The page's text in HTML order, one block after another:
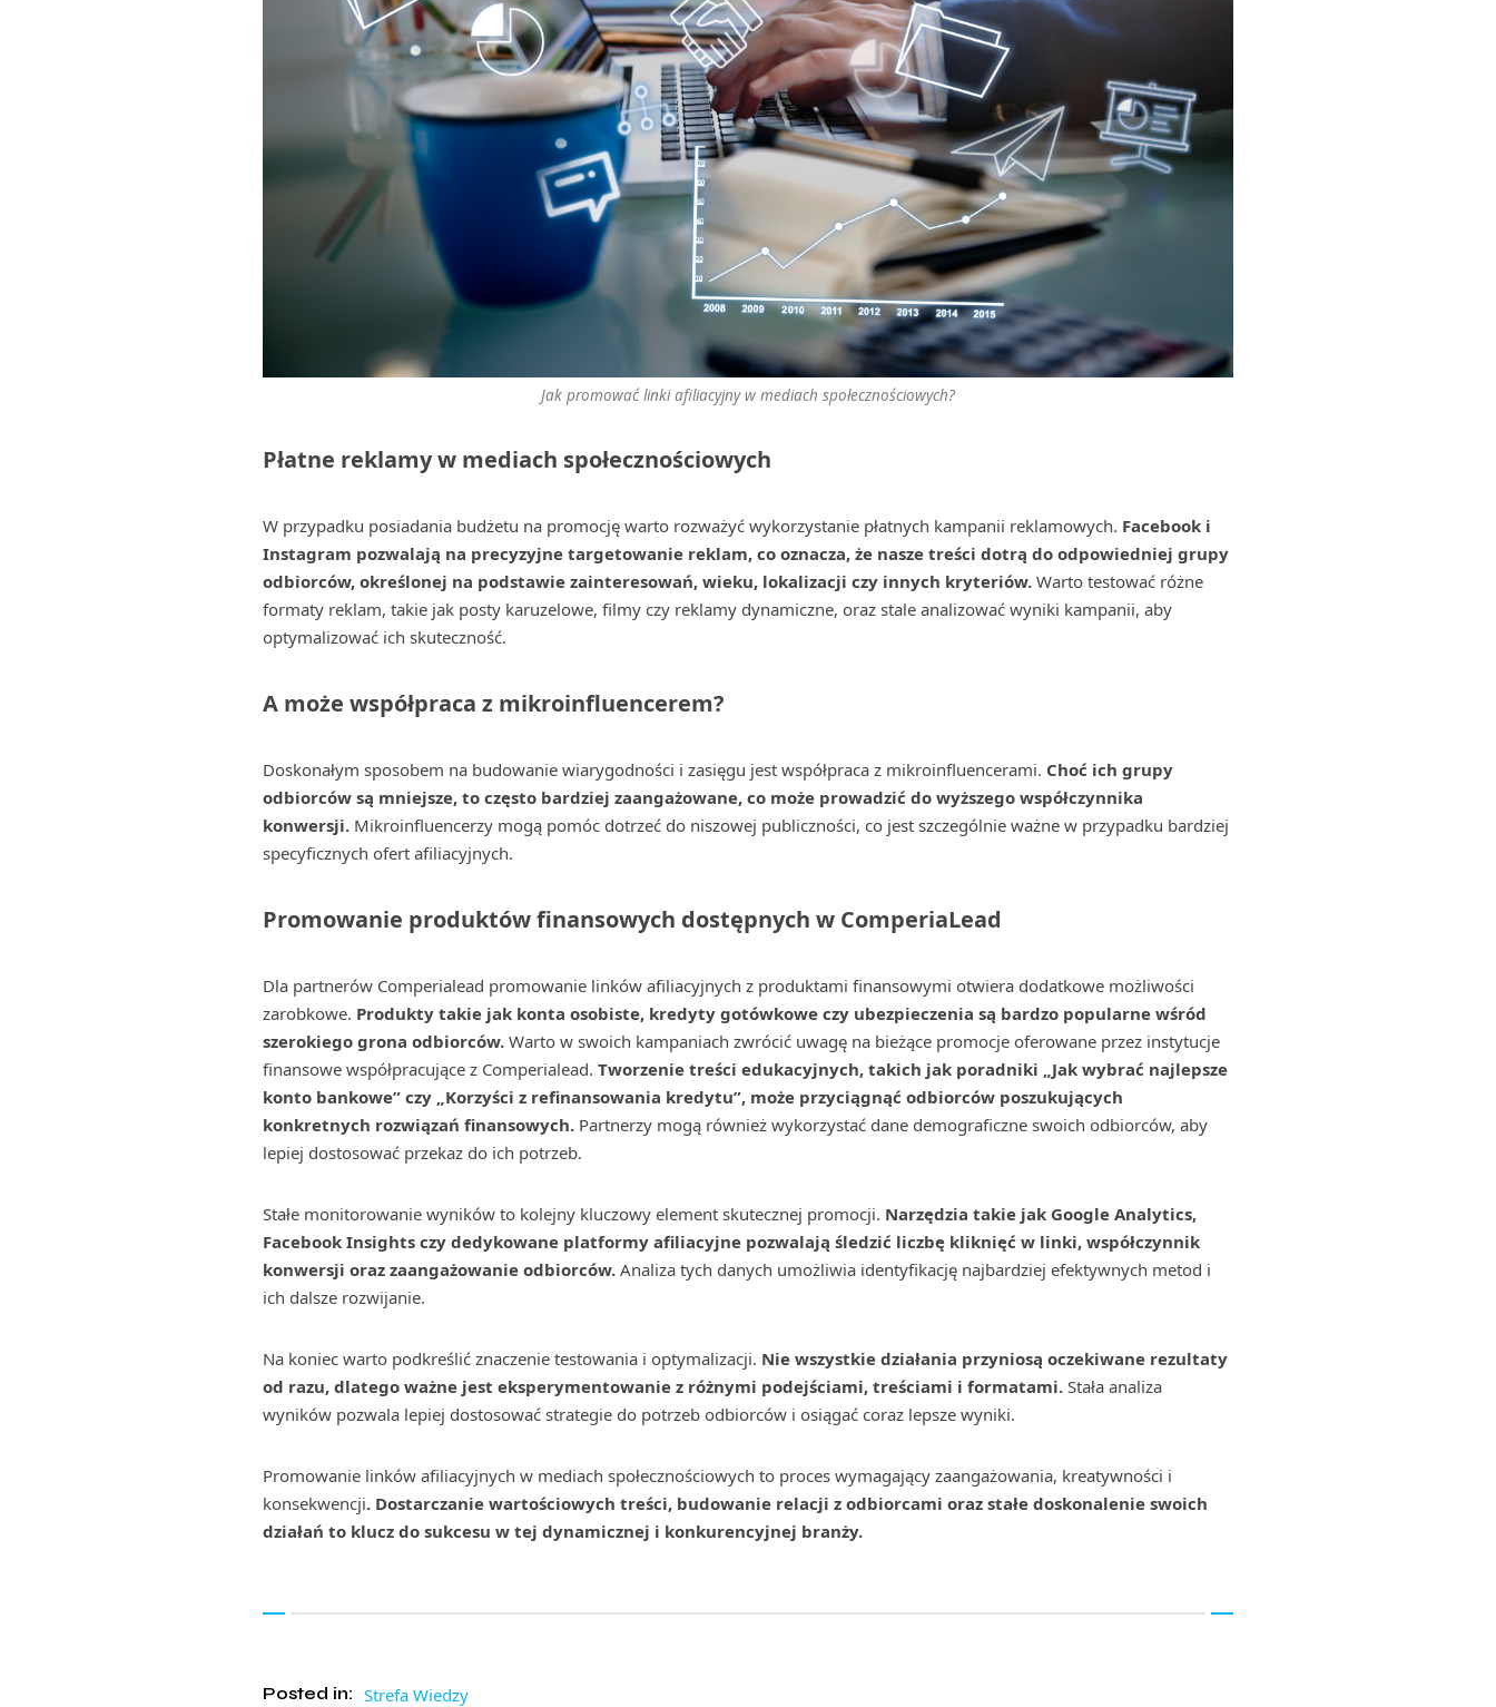
Jak promować linki afiliacyjny w mediach społecznościowych?
Płatne reklamy w mediach społecznościowych
W przypadku posiadania budżetu na promocję warto rozważyć wykorzystanie płatnych kampanii reklamowych. Facebook i
Instagram pozwalają na precyzyjne targetowanie reklam, co oznacza, że nasze treści dotrą do odpowiedniej grupy
odbiorców, określonej na podstawie zainteresowań, wieku, lokalizacji czy innych kryteriów.Warto testować różne
formaty reklam, takie jak posty karuzelowe, filmy czy reklamy dynamiczne, oraz stale analizować wyniki kampanii, aby
optymalizować ich skuteczność.
A może współpraca z mikroinfluencerem?
Doskonałym sposobem na budowanie wiarygodności i zasięgu jest współpraca z mikroinfluencerami. Choć ich grupy
odbiorców są mniejsze, to często bardziej zaangażowane, co może prowadzić do wyższego współczynnika
konwersji. Mikroinfluencerzy mogą pomóc dotrzeć do niszowej publiczności, co jest szczególnie ważne w przypadku bardziej
specyficznych ofert afiliacyjnych.
Promowanie produktów finansowych dostępnych w ComperiaLead
Dla partnerów Comperialead promowanie linków afiliacyjnych z produktami finansowymi otwiera dodatkowe możliwości
zarobkowe. Produkty takie jak konta osobiste, kredyty gotówkowe czy ubezpieczenia są bardzo popularne wśród
szerokiego grona odbiorców. Warto w swoich kampaniach zwrócić uwagę na bieżące promocje oferowane przez instytucje
finansowe współpracujące z Comperialead. Tworzenie treści edukacyjnych, takich jak poradniki „Jak wybrać najlepsze
konto bankowe” czy „Korzyści z refinansowania kredytu”, może przyciągnąć odbiorców poszukujących
konkretnych rozwiązań finansowych.Partnerzy mogą również wykorzystać dane demograficzne swoich odbiorców, aby
lepiej dostosować przekaz do ich potrzeb.
Stałe monitorowanie wyników to kolejny kluczowy element skutecznej promocji. Narzędzia takie jak Google Analytics,
Facebook Insights czy dedykowane platformy afiliacyjne pozwalają śledzić liczbę kliknięć w linki, współczynnik
konwersji oraz zaangażowanie odbiorców.Analiza tych danych umożliwia identyfikację najbardziej efektywnych metod i
ich dalsze rozwijanie.
Na koniec warto podkreślić znaczenie testowania i optymalizacji. Nie wszystkie działania przyniosą oczekiwane rezultaty
od razu, dlatego ważne jest eksperymentowanie z różnymi podejściami, treściami i formatami.Stała analiza
wyników pozwala lepiej dostosować strategie do potrzeb odbiorców i osiągać coraz lepsze wyniki.
Promowanie linków afiliacyjnych w mediach społecznościowych to proces wymagający zaangażowania, kreatywności i
konsekwencji. Dostarczanie wartościowych treści, budowanie relacji z odbiorcami oraz stałe doskonalenie swoich
działań to klucz do sukcesu w tej dynamicznej i konkurencyjnej branży.
Posted in: Strefa Wiedzy